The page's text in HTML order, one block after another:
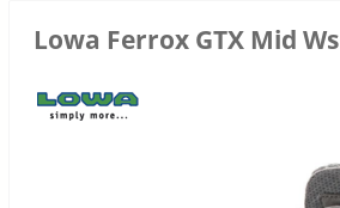
Lowa Ferrox GTX Mid Ws